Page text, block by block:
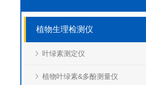
植物生理检测仪
叶绿素测定仪
植物叶绿素&多酚测量仪